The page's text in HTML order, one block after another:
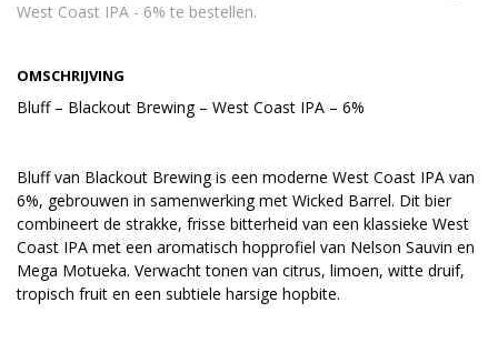
OMSCHRIJVING
Bluff – Blackout Brewing – West Coast IPA – 6%
Bluff van Blackout Brewing is een moderne West Coast IPA van
6%, gebrouwen in samenwerking met Wicked Barrel. Dit bier
combineert de strakke, frisse bitterheid van een klassieke West
Coast IPA met een aromatisch hopprofiel van Nelson Sauvin en
Mega Motueka. Verwacht tonen van citrus, limoen, witte druif,
tropisch fruit en een subtiele harsige hopbite.
West Coast IPA - 6% te bestellen.